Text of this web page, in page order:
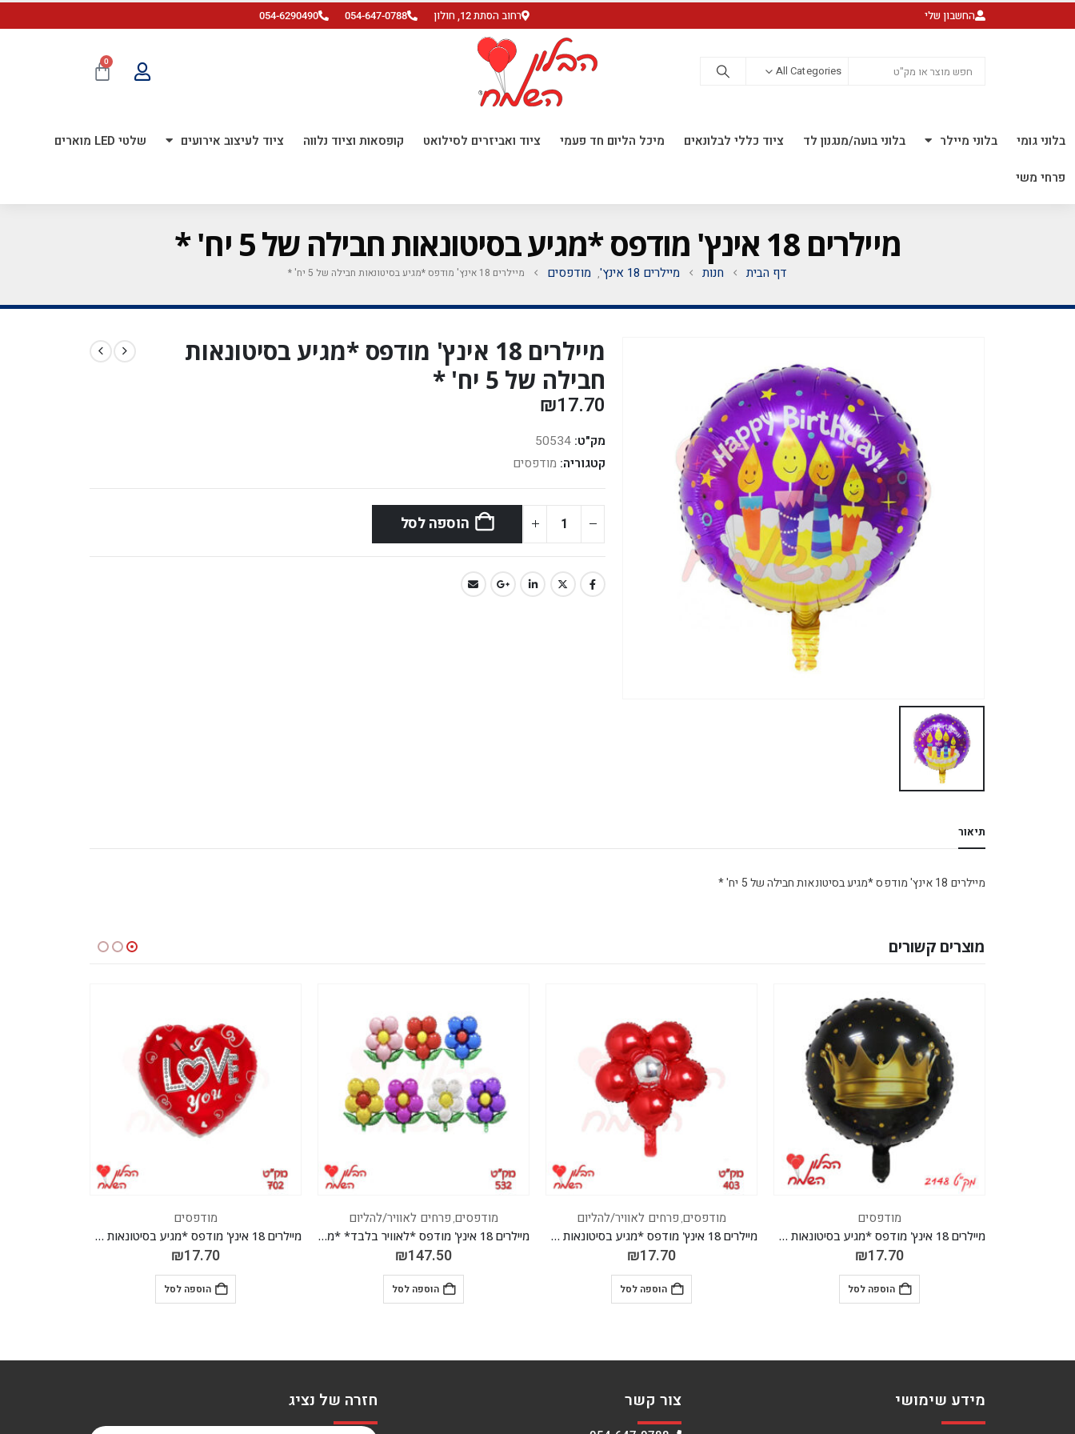
החשבון שלי רחוב הסתת 12, חולון 054-647-0788
054-6290490
All Categories
0
בלוני גומי בלוני מיילר בלוני בועה/מנגנון לד ציוד כללי לבלונאים מיכל הליום חד פעמי ציוד ואביזרים לסילואט קופסאות וציוד נלווה ציוד לעיצוב אירועים שלטי LED מוארים
פרחי משי
מיילרים 18 אינץ' מודפס *מגיע בסיטונאות חבילה של 5 יח' *
דף הבית חנות מיילרים 18 אינץ' , מודפסים מיילרים 18 אינץ' מודפס *מגיע בסיטונאות חבילה של 5 יח' *
מיילרים 18 אינץ' מודפס *מגיע בסיטונאות
חבילה של 5 יח' *
₪17.70
מק"ט: 50534
קטגוריה: מודפסים
הוספה לסל
תיאור
מיילרים 18 אינץ' מודפס *מגיע בסיטונאות חבילה של 5 יח' *
מוצרים קשורים
מיילרים 18 אינץ' מודפס *מגיע בסיטונאות חבילה של 5 יח' *
מודפסים,פרחים לאוויר/להליום
מיילרים 18 אינץ' מודפס *מגיע בסיטונאות חבילה של 5 יח' *
17.70
הוספה לסל
מודפסים,פרחים לאוויר/להליום
מיילרים 18 אינץ' מודפס *לאוויר בלבד* *מגיע בסיטונאות חבילה של 50 יח'* מצבע
147.50
הוספה לסל
מודפסים
מיילרים 18 אינץ' מודפס *מגיע בסיטונאות חבילה של 5 יח'*
17.70
הוספה לסל
מודפסים
17.70
הוספה לסל
מידע שימושי צור קשר חזרה של נציג